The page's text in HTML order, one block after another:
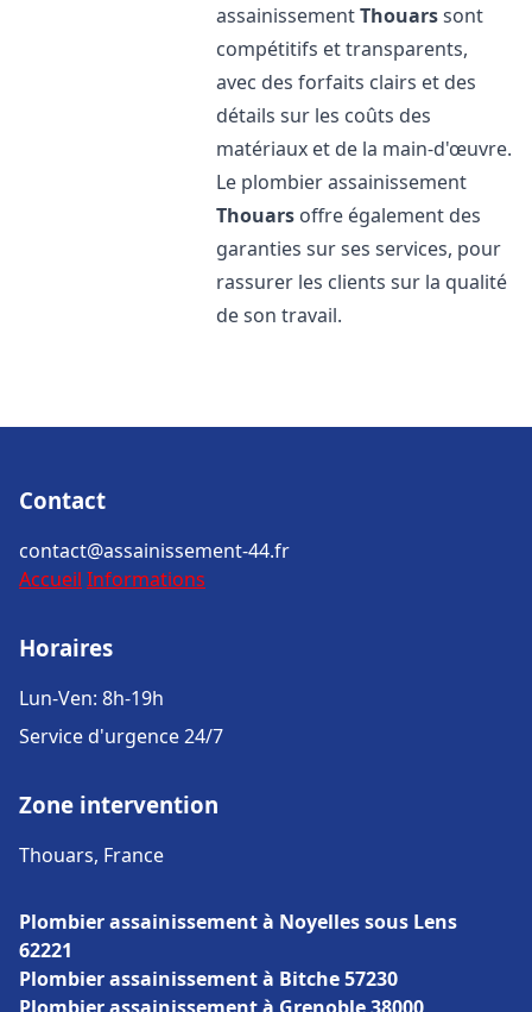
assainissementThouarssont
compétitifs et transparents,
avec des forfaits clairs et des
détails sur les coûts des
matériaux et de la main-d'œuvre.
Le plombier assainissement
Thouars offre également des
garanties sur ses services, pour
rassurer les clients sur la qualité
de son travail.
Contact
contact@assainissement-44.fr
Accueil Informations
Horaires
Lun-Ven: 8h-19h
Service d'urgence 24/7
Zone intervention
Thouars, France
Plombier assainissement à Noyelles sous Lens
62221
Plombier assainissement à Bitche 57230